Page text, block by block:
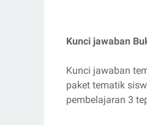
Kunci jawaban
Kunci jawaban
paket tematik
pembelajaran 3